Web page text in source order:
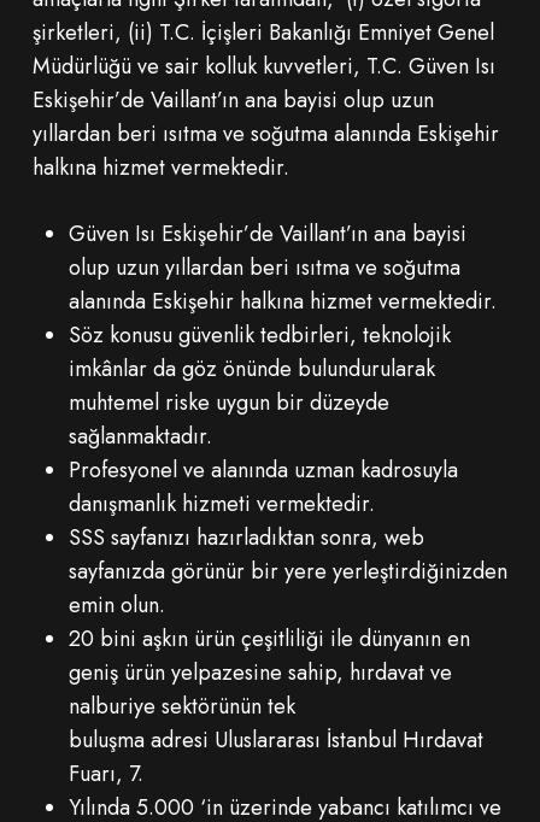
şirketleri, (ii) T.C. İçişleri Bakanlığı Emniyet Genel
Müdürlüğü ve sair kolluk kuvvetleri, T.C. Güven Isı
Eskişehir’de Vaillant’ın ana bayisi olup uzun
yıllardan beri ısıtma ve soğutma alanında Eskişehir
halkına hizmet vermektedir.
Güven Isı Eskişehir’de Vaillant’ın ana bayisi
olup uzun yıllardan beri ısıtma ve soğutma
alanında Eskişehir halkına hizmet vermektedir.
Söz konusu güvenlik tedbirleri, teknolojik
imkânlar da göz önünde bulundurularak
muhtemel riske uygun bir düzeyde
sağlanmaktadır.
Profesyonel ve alanında uzman kadrosuyla
danışmanlık hizmeti vermektedir.
SSS sayfanızı hazırladıktan sonra, web
sayfanızda görünür bir yere yerleştirdiğinizden
emin olun.
20 bini aşkın ürün çeşitliliği ile dünyanın en
geniş ürün yelpazesine sahip, hırdavat ve
nalburiye sektörünün tek
buluşma adresi Uluslararası İstanbul Hırdavat
Fuarı, 7.
Yılında 5.000 ‘in üzerinde yabancı katılımcı ve